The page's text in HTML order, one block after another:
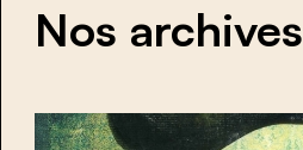
Nos archives